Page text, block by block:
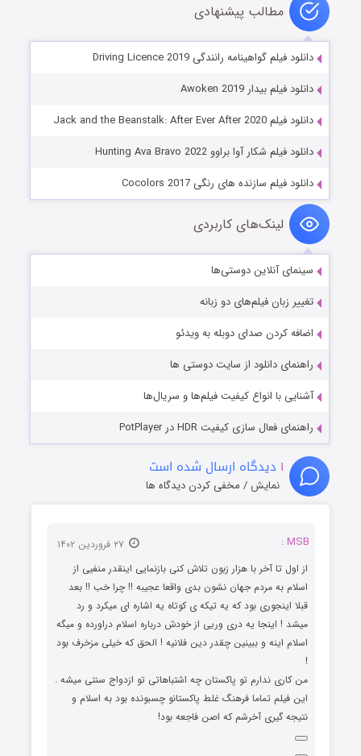
مطالب پیشنهادی
دانلود فیلم گواهینامه رانندگی Driving Licence 2019
دانلود فیلم بیدار Awoken 2019
دانلود فیلم Jack and the Beanstalk: After Ever After 2020
دانلود فیلم شکار آوا براوو Hunting Ava Bravo 2022
دانلود فیلم سازنده های رنگی Cocolors 2017
لینک‌های کاربردی
سینمای آنلاین دوستی‌ها
تغییر زبان فیلم‌های دو زبانه
اضافه کردن صدای دوبله به ویدئو
راهنمای دانلود از سایت دوستی ها
آشنایی با انواع کیفیت فیلم‌ها و سریال‌ها
راهنمای فعال سازی کیفیت HDR در PotPlayer
۱ دیدگاه ارسال شده است
نمایش / مخفی کردن دیدگاه ها
MSB :
از اول تا آخر با هزار زبون تلاش کنی بازنمایی اینقدر منفیی از
اسلام به مردم جهان نشون بدی واقعا عجیبه !! چرا خب !! بعد
قبلا اینجوری بود که یه تیکه ی کوتاه یه اشاره ای میکرد و رد
میشد ! اینجا یه دری وریی از خودش درباره اسلام دراورده و میگه
اسلام اینه و ببینین چقدر دین فلانیه ! الحق که خیلی مزخرف بود
!
من کاری ندارم تو پاکستان چه اشتباهاتی تو ازدواج سنتی میشه .
این فیلم تماما فرهنگ غلط پاکستانو چسبونده بود به اسلام و
نتیجه گیری آخرشم که اصن فاجعه بود!